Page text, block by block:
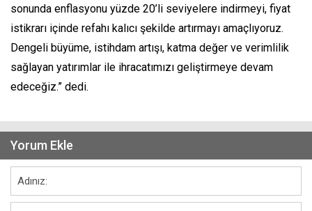
sonunda enflasyonu yüzde 20’li seviyelere indirmeyi, fiyat
istikrarı içinde refahı kalıcı şekilde artırmayı amaçlıyoruz.
Dengeli büyüme, istihdam artışı, katma değer ve verimlilik
sağlayan yatırımlar ile ihracatımızı geliştirmeye devam
edeceğiz.” dedi.
Yorum Ekle